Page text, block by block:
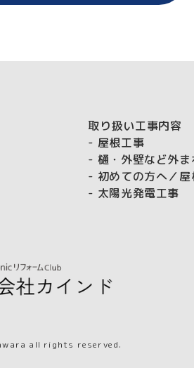
取り扱い工事内容
屋根工事
樋・外壁など外
初めての方へ／
太陽光発電工事
all rights reserved.